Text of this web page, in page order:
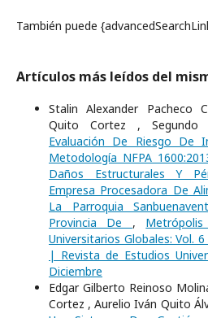
También puede
Artículos más leídos del
Stalin Alexander Pacheco
Quito Cortez ,
Evaluación De Riesgo De
Metodología NFPA
Daños Estructurales Y
Empresa Procesadora De
La Parroquia
Provincia De ,
Universitarios Globales: Vol.
| Revista de Estudios
Diciembre
Edgar Gilberto Reinoso
Cortez , Aurelio Iván Quito